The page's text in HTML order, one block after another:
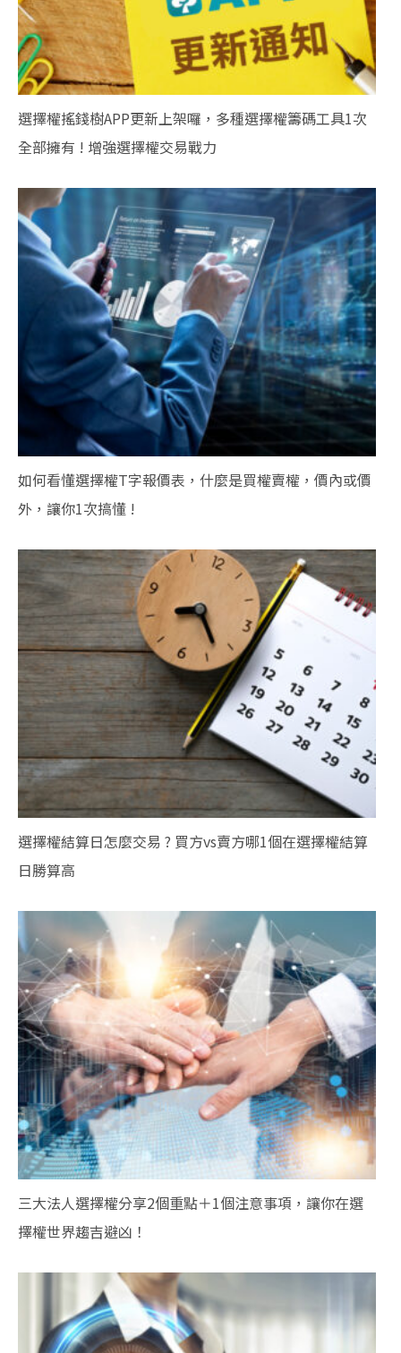
選擇權搖錢樹APP更新上架囉，多種選擇權籌碼工具1次
全部擁有 ! 增強選擇權交易戰力
如何看懂選擇權T字報價表，什麼是買權賣權，價內或價
外，讓你1次搞懂 !
選擇權結算日怎麼交易 ? 買方vs賣方哪1個在選擇權結算
日勝算高
三大法人選擇權分享2個重點＋1個注意事項，讓你在選
擇權世界趨吉避凶！